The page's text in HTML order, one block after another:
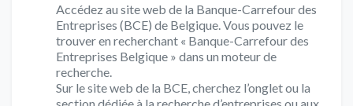
Accédez au site web de la Banque-Carrefour des
Entreprises (BCE) de Belgique. Vous pouvez le
trouver en recherchant « Banque-Carrefour des
Entreprises Belgique » dans un moteur de
recherche.
Sur le site web de la BCE, cherchez l’onglet ou la